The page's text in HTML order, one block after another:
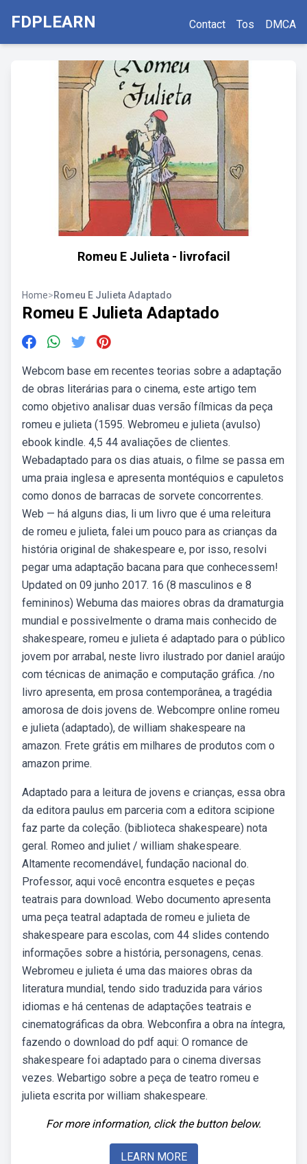
FDPLEARN Contact Tos DMCA
Romeu E Julieta - livrofacil
Home>Romeu E Julieta Adaptado
Romeu E Julieta Adaptado
Webcom base em recentes teorias sobre a adaptação
de obras literárias para o cinema, este artigo tem
como objetivo analisar duas versão fílmicas da peça
romeu e julieta (1595. Webromeu e julieta (avulso)
ebook kindle. 4,5 44 avaliações de clientes.
Webadaptado para os dias atuais, o filme se passa em
uma praia inglesa e apresenta montéquios e capuletos
como donos de barracas de sorvete concorrentes.
Web — há alguns dias, li um livro que é uma releitura
de romeu e julieta, falei um pouco para as crianças da
história original de shakespeare e, por isso, resolvi
pegar uma adaptação bacana para que conhecessem!
Updated on 09 junho 2017. 16 (8 masculinos e 8
femininos) Webuma das maiores obras da dramaturgia
mundial e possivelmente o drama mais conhecido de
shakespeare, romeu e julieta é adaptado para o público
jovem por arrabal, neste livro ilustrado por daniel araújo
com técnicas de animação e computação gráfica. /no
livro apresenta, em prosa contemporânea, a tragédia
amorosa de dois jovens de. Webcompre online romeu
e julieta (adaptado), de william shakespeare na
amazon. Frete grátis em milhares de produtos com o
amazon prime.
Adaptado para a leitura de jovens e crianças, essa obra
da editora paulus em parceria com a editora scipione
faz parte da coleção. (biblioteca shakespeare) nota
geral. Romeo and juliet / william shakespeare.
Altamente recomendável, fundação nacional do.
Professor, aqui você encontra esquetes e peças
teatrais para download. Webo documento apresenta
uma peça teatral adaptada de romeu e julieta de
shakespeare para escolas, com 44 slides contendo
informações sobre a história, personagens, cenas.
Webromeu e julieta é uma das maiores obras da
literatura mundial, tendo sido traduzida para vários
idiomas e há centenas de adaptações teatrais e
cinematográficas da obra. Webconfira a obra na íntegra,
fazendo o download do pdf aqui: O romance de
shakespeare foi adaptado para o cinema diversas
vezes. Webartigo sobre a peça de teatro romeu e
julieta escrita por william shakespeare.
For more information, click the button below.
LEARN MORE